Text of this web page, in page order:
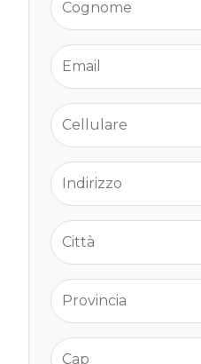
Email
Cellulare
Indirizzo
Città
Provincia
Cap